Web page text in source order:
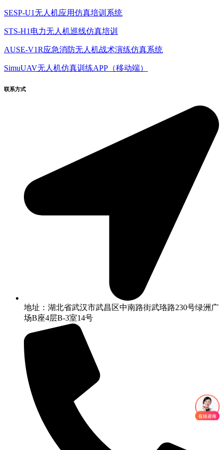
SESP-U1无人机应用仿真培训系统
STS-H1电力无人机巡线仿真培训
AUSE-V1R应急消防无人机战术演练仿真系统
SimuUAV无人机仿真训练APP（移动端）
联系方式
地址：湖北省武汉市武昌区中南路街武珞路230号绿洲广
场B座4层B-3室14号